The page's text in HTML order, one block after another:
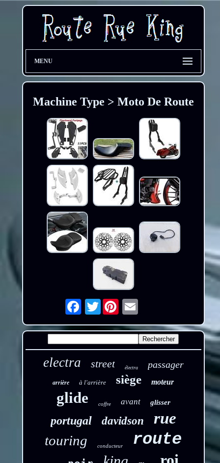
MENU
Machine Type > Moto De Route
Twitter Email
electra street électra passager
arrière à l'arrière siège moteur
glide coffre avant glisser
portugal davidson rue
touring conducteur route